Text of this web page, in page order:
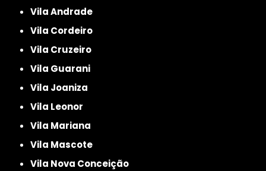
Vila Andrade
Vila Cordeiro
Vila Cruzeiro
Vila Guarani
Vila Joaniza
Vila Leonor
Vila Mariana
Vila Mascote
Vila Nova Conceição